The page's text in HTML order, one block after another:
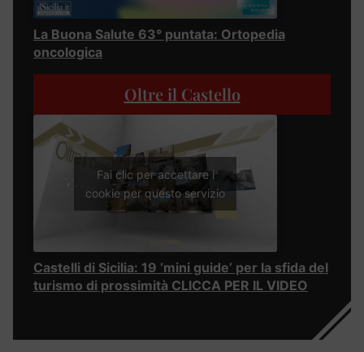
La Buona Salute 63° puntata: Ortopedia
oncologica
Oltre il Castello
Fai clic per accettare i
cookie per questo servizio
Castelli di Sicilia: 19 ‘mini guide’ per la sfida del
turismo di prossimità CLICCA PER IL VIDEO